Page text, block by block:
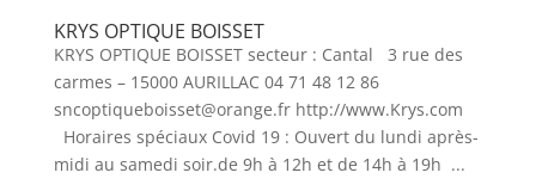
KRYS OPTIQUE BOISSET
KRYS OPTIQUE BOISSET secteur : Cantal 3 rue des
carmes – 15000 AURILLAC 04 71 48 12 86
sncoptiqueboisset@orange.fr http://www.Krys.com
Horaires spéciaux Covid 19 : Ouvert du lundi après-
midi au samedi soir.de 9h à 12h et de 14h à 19h ...